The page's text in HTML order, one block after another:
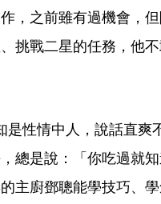
，之前雖有過機會，
挑戰二星的任務，他
性情中人，說話直爽
總是說：「你吃過就
主廚鄧聰能學技巧、